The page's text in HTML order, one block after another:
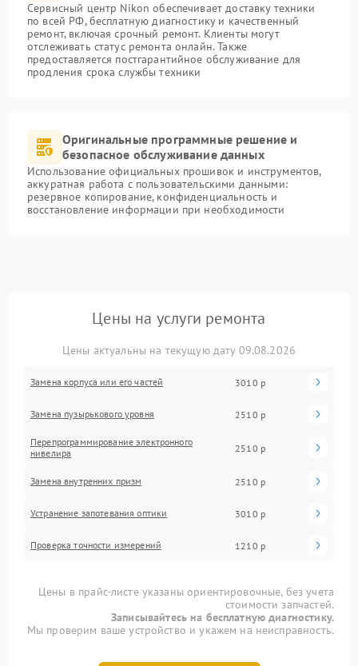
Сервисный центр Nikon обеспечивает доставку техники
по всей РФ, бесплатную диагностику и качественный
ремонт, включая срочный ремонт. Клиенты могут
отслеживать статус ремонта онлайн. Также
предоставляется постгарантийное обслуживание для
продления срока службы техники
Оригинальные программные решение и
безопасное обслуживание данных
Использование официальных прошивок и инструментов,
аккуратная работа с пользовательскими данными:
резервное копирование, конфиденциальность и
восстановление информации при необходимости
Цены на услуги ремонта
Цены актуальны на текущую дату 09.08.2026
Замена корпуса или его частей 3010 р
Замена пузырькового уровня 2510 р
Перепрограммирование электронного
нивелира
2510 р
Замена внутренних призм 2510 р
Устранение запотевания оптики 3010 р
Проверка точности измерений 1210 р
Цены в прайс-листе указаны ориентировочные, без учета
стоимости запчастей.
Записывайтесь на бесплатную диагностику.
Мы проверим ваше устройство и укажем на неисправность.